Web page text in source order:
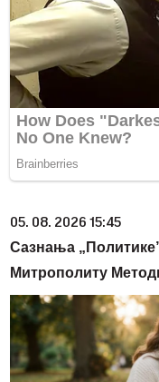
05. 08. 2026 15:45
Сазнања
Митрополиту